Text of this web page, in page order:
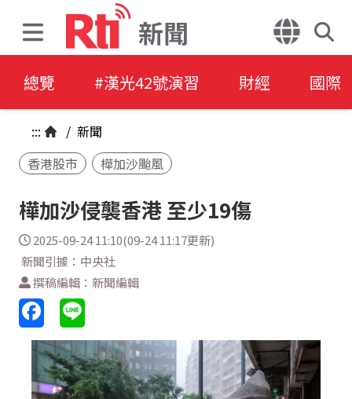
新聞
總覽 #漢光42號演習 財經 國際
::: / 新聞
香港股市
樺加沙颱風
樺加沙侵襲香港 至少19傷
2025-09-24 11:10(09-24 11:17更新)
新聞引據：中央社
撰稿編輯：新聞編輯